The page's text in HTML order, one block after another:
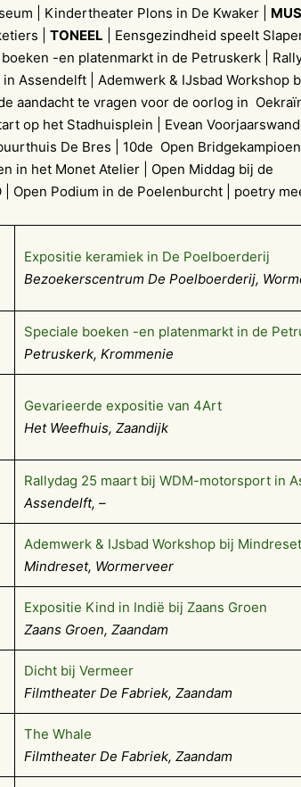
| Kindertheater Plons in De Kwaker |
| TONEEL | Eensgezindheid speelt
boeken -en platenmarkt in de Petruskerk |
Assendelft | Ademwerk & IJsbad Workshop
aandacht te vragen voor de oorlog in
op het Stadhuisplein | Evean
De Bres | 10de Open
in het Monet Atelier | Open Middag bij de
| Open Podium in de Poelenburcht | poetry
Exposi­tie keramiek in De Poel­boerderij
Bezoekerscentrum De Poelboerderij,
Speciale boeken -en platenmarkt in de
Petruskerk, Krommenie
Gevarieerde expositie van 4Art
Het Weefhuis, Zaandijk
Rallydag 25 maart bij WDM-motorsport in
Assendelft, –
Ademwerk & IJsbad Workshop bij Mindreset
Mindreset, Wormerveer
Expositie Kind in Indië bij Zaans Groen
Zaans Groen, Zaandam
Dicht bij Vermeer
Filmtheater De Fabriek, Zaandam
The Whale
Filmtheater De Fabriek, Zaandam